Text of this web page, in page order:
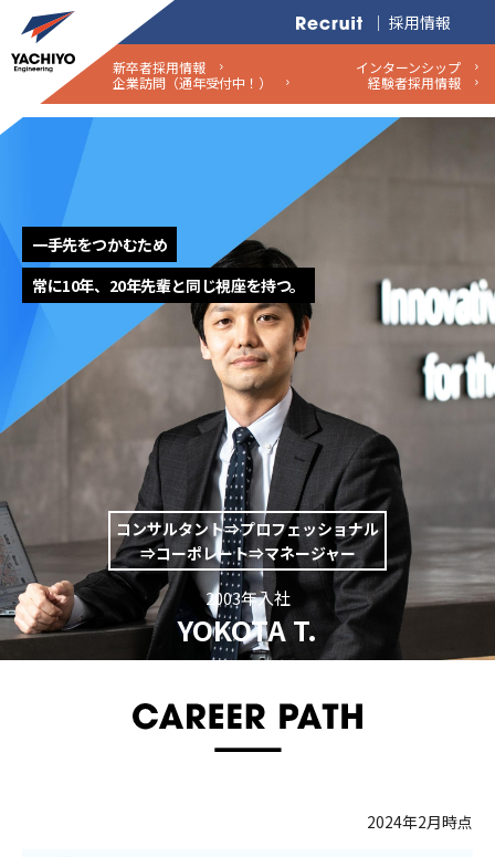
｜ 採用情報
新卒者採用情報
インターンシップ
企業訪問（通年受付中！）
経験者採用情報
一手先をつかむため
常に10年、20年先輩と同じ視座を持つ。
コンサルタント⇒プロフェッショナル
⇒コーポレート⇒マネージャー
2003年入社
YOKOTA T.
2024年2月時点